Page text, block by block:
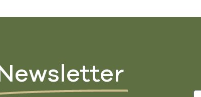
Newsletter